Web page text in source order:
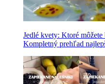
Jedlé kvety: Ktoré
Kompletný prehľad